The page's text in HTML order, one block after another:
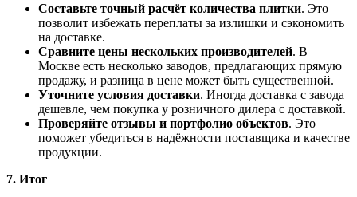
Составьте точный расчёт количества плитки. Это
позволит избежать переплаты за излишки и сэкономить
на доставке.
Сравните цены нескольких производителей. В
Москве есть несколько заводов, предлагающих прямую
продажу, и разница в цене может быть существенной.
Уточните условия доставки. Иногда доставка с завода
дешевле, чем покупка у розничного дилера с доставкой.
Проверяйте отзывы и портфолио объектов. Это
поможет убедиться в надёжности поставщика и качестве
продукции.
7. Итог